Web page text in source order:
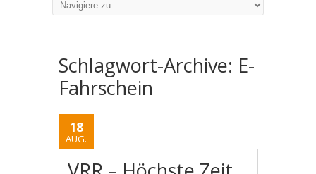
Schlagwort-Archive: E-
Fahrschein
18
AUG.